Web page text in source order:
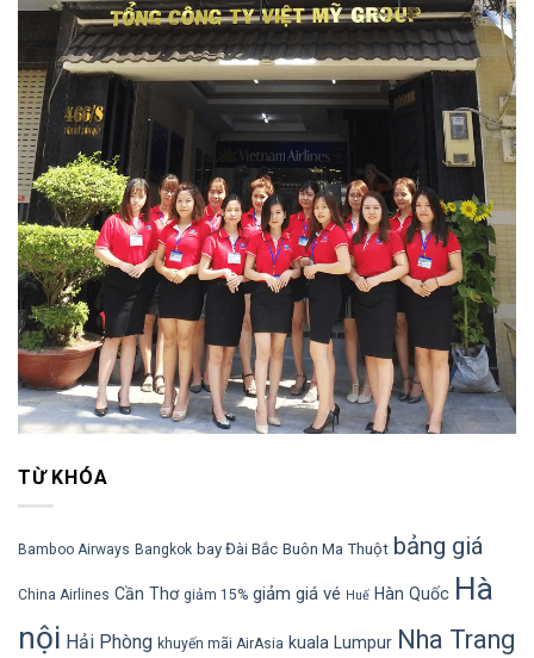
TỪ KHÓA
Bamboo Airways Bangkok bay Đài Bắc Buôn Ma Thuột bảng giá
China Airlines Cần Thơ giảm 15% giảm giá vé Huế Hàn Quốc Hà
nội Hải Phòng khuyến mãi AirAsia kuala Lumpur Nha Trang